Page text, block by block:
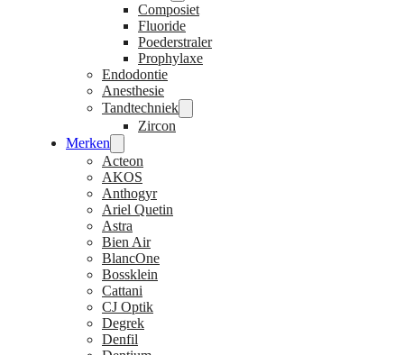
Composiet
Fluoride
Poederstraler
Prophylaxe
Endodontie
Anesthesie
Tandtechniek
Zircon
Merken
Acteon
AKOS
Anthogyr
Ariel Quetin
Astra
Bien Air
BlancOne
Bossklein
Cattani
CJ Optik
Degrek
Denfil